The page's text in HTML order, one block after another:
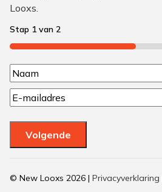
Looxs.
Stap 1 van 2
50%
N
a
a
(
N
a
a
E
m
a
V
Volgende
© New Looxs 2026 | Privacyverklaring